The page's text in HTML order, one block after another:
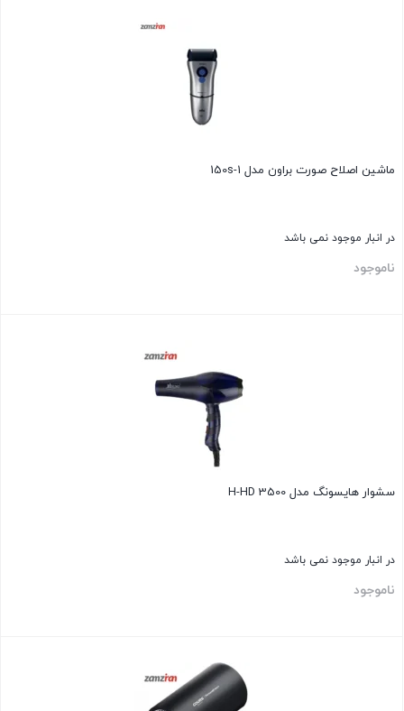
ماشین اصلاح صورت براون مدل 150s-1
در انبار موجود نمی باشد
ناموجود
سشوار هايسونگ مدل 3500 H-HD
در انبار موجود نمی باشد
ناموجود